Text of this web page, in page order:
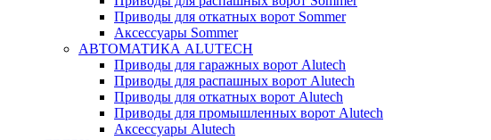
Приводы для откатных ворот Sommer
Аксессуары Sommer
АВТОМАТИКА ALUTECH
Приводы для гаражных ворот Alutech
Приводы для распашных ворот Alutech
Приводы для откатных ворот Alutech
Приводы для промышленных ворот Alutech
Аксессуары Alutech